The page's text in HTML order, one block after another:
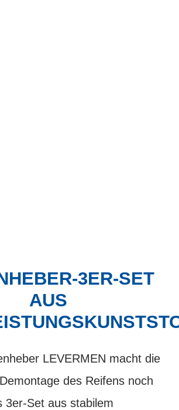
3ER-SET
AUS
LEVERMEN macht die
des Reifens noch
3er-Set aus stabilem